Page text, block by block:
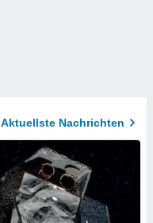
Aktuellste Nachrichten